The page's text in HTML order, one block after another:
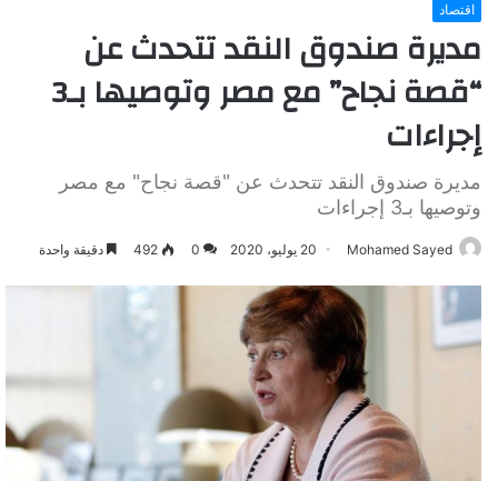
اقتصاد
مديرة صندوق النقد تتحدث عن
“قصة نجاح” مع مصر وتوصيها بـ3
إجراءات
مديرة صندوق النقد تتحدث عن "قصة نجاح" مع مصر
وتوصيها بـ3 إجراءات
Mohamed Sayed 20 يوليو، 2020 0
492 دقيقة واحدة